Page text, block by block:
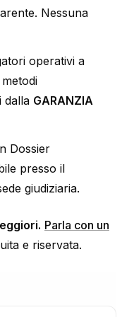
Nessuna
operativi a
dalla GARANZIA
Dossier
presso il
giudiziaria.
Parla con un
e riservata.